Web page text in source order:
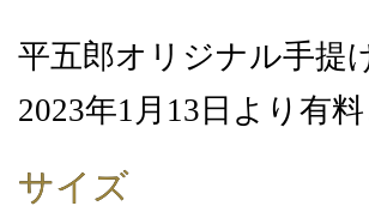
平五郎オリジナル手提
2023年1月13日より有
サイズ